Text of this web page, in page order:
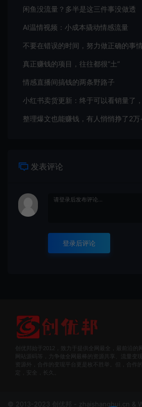
闲鱼没流量？多半是这三件事没做透
AI温情视频：小成本撬动情感流量
不要在错误的时间，努力做正确的事情
真正赚钱的项目，往往都很“土”
情感直播间搞钱的两条野路子
整理爆文也能赚钱，有人悄悄挣了2万
发表评论
登录后评论
创优邦始于2012，致力于提供全网最全，最前沿的
网站源码等，力争做全网最棒的资源共享、流量变
资源外，合作的变现平台更是枚不胜举。但，合作
定，安全，长久。
© 2013-2023 创优邦 - zhaishanghui.cn &